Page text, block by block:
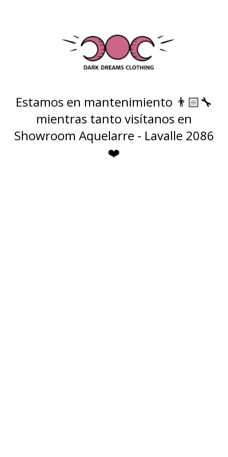
Estamos en mantenimiento 👨🏻‍🔧
mientras tanto visítanos en
Showroom Aquelarre - Lavalle 2086
❤️